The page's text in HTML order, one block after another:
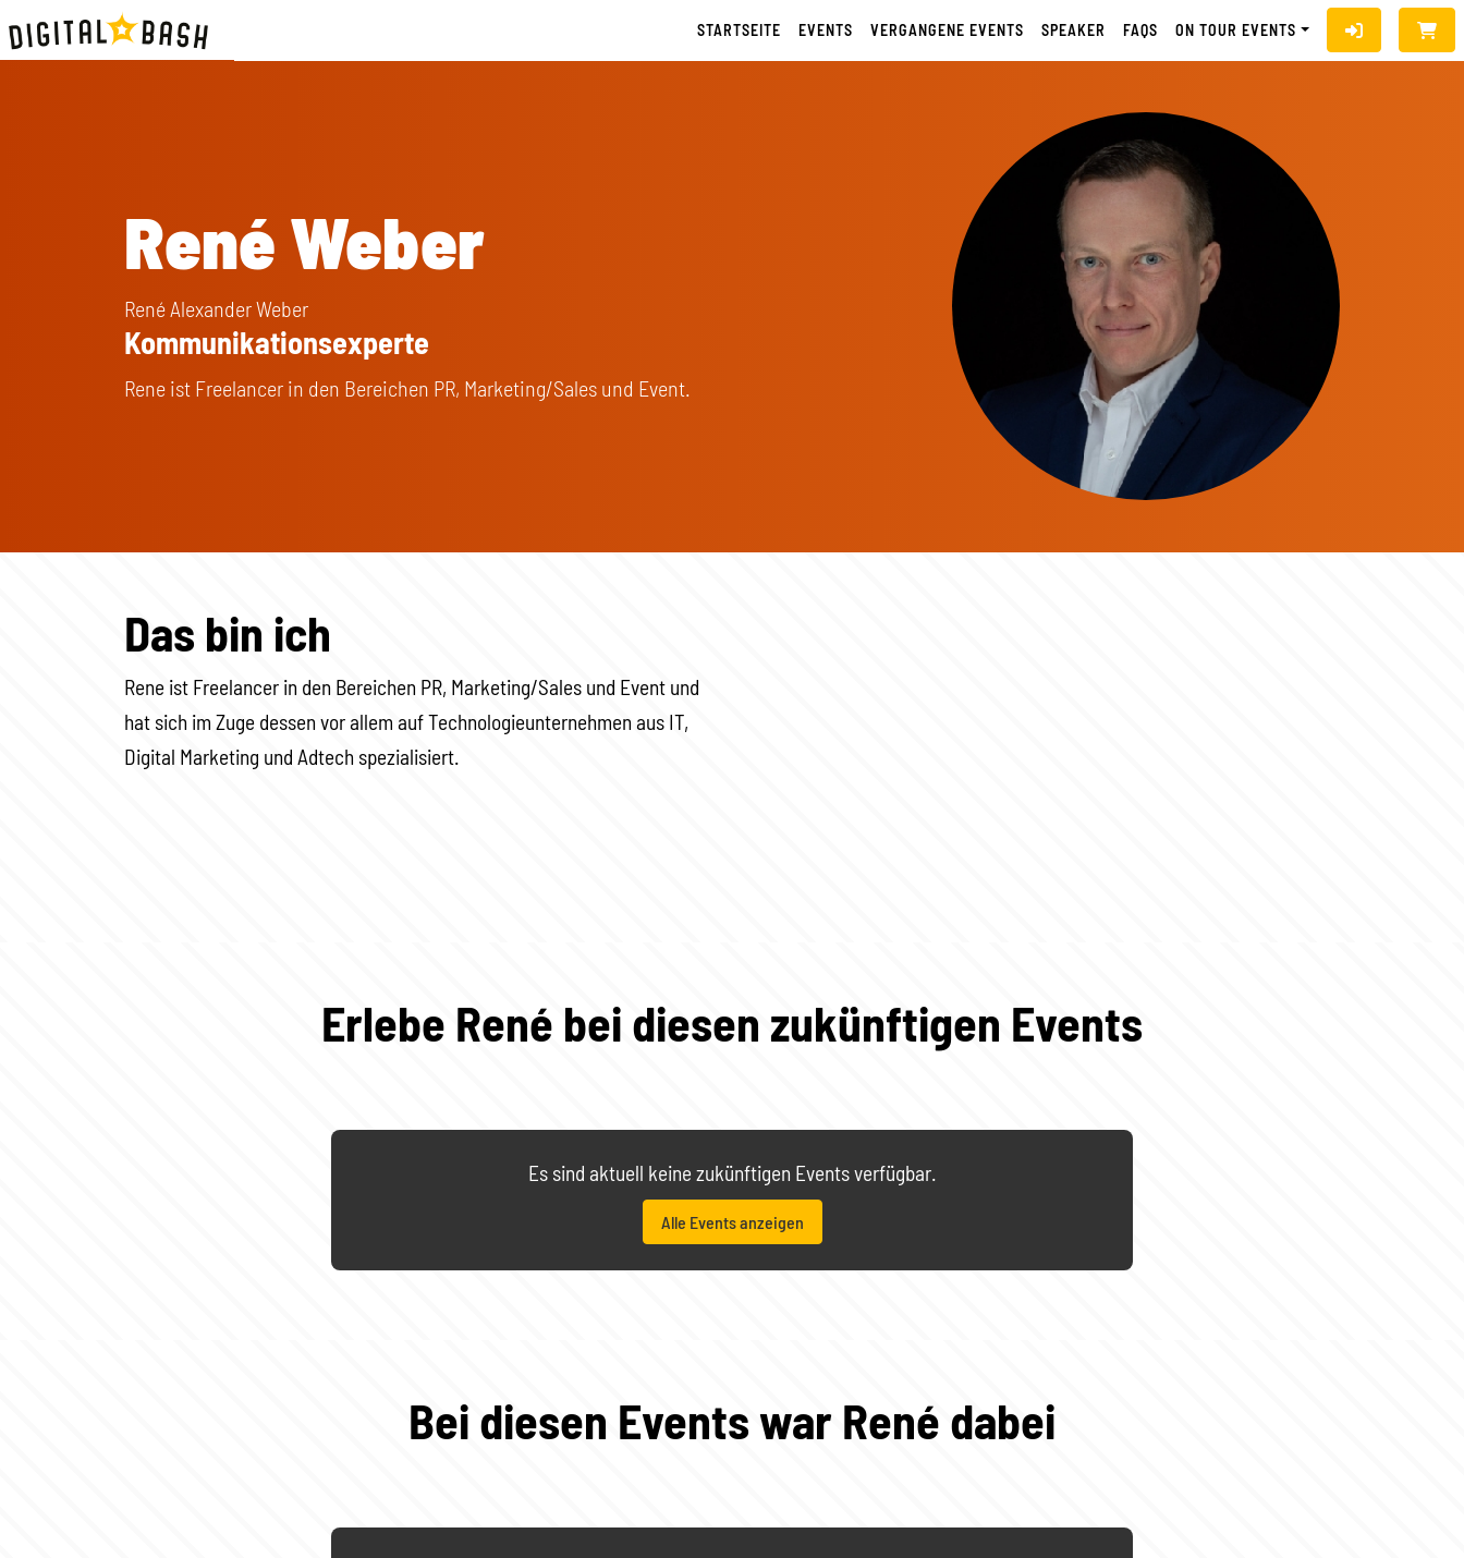
STARTSEITE EVENTS VERGANGENE EVENTS SPEAKER FAQS ON TOUR EVENTS
René Weber
René Alexander Weber
Kommunikationsexperte
Rene ist Freelancer in den Bereichen PR, Marketing/Sales und Event.
Das bin ich
Rene ist Freelancer in den Bereichen PR, Marketing/Sales und Event und
hat sich im Zuge dessen vor allem auf Technologieunternehmen aus IT,
Digital Marketing und Adtech spezialisiert.
Erlebe René bei diesen zukünftigen Events
Es sind aktuell keine zukünftigen Events verfügbar.
Alle Events anzeigen
Bei diesen Events war René dabei